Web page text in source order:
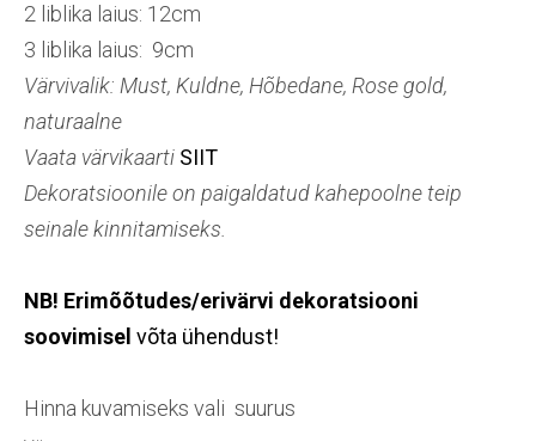
2 liblika laius: 12cm
3 liblika laius: 9cm
Värvivalik: Must, Kuldne, Hõbedane, Rose gold,
naturaalne
Vaata värvikaarti SIIT
Dekoratsioonile on paigaldatud kahepoolne teip
seinale kinnitamiseks.
NB! Erimõõtudes/erivärvi dekoratsiooni
soovimisel võta ühendust!
Hinna kuvamiseks vali suurus